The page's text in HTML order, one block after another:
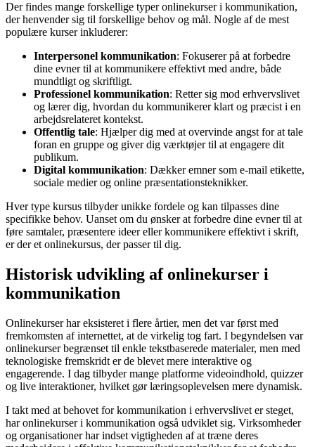
Der findes mange forskellige typer onlinekurser i kommunikation,
der henvender sig til forskellige behov og mål. Nogle af de mest
populære kurser inkluderer:
Interpersonel kommunikation: Fokuserer på at forbedre
dine evner til at kommunikere effektivt med andre, både
mundtligt og skriftligt.
Professionel kommunikation: Retter sig mod erhvervslivet
og lærer dig, hvordan du kommunikerer klart og præcist i en
arbejdsrelateret kontekst.
Offentlig tale: Hjælper dig med at overvinde angst for at tale
foran en gruppe og giver dig værktøjer til at engagere dit
publikum.
Digital kommunikation: Dækker emner som e-mail etikette,
sociale medier og online præsentationsteknikker.
Hver type kursus tilbyder unikke fordele og kan tilpasses dine
specifikke behov. Uanset om du ønsker at forbedre dine evner til at
føre samtaler, præsentere ideer eller kommunikere effektivt i skrift,
er der et onlinekursus, der passer til dig.
Historisk udvikling af onlinekurser i
kommunikation
Onlinekurser har eksisteret i flere årtier, men det var først med
fremkomsten af internettet, at de virkelig tog fart. I begyndelsen var
onlinekurser begrænset til enkle tekstbaserede materialer, men med
teknologiske fremskridt er de blevet mere interaktive og
engagerende. I dag tilbyder mange platforme videoindhold, quizzer
og live interaktioner, hvilket gør læringsoplevelsen mere dynamisk.
I takt med at behovet for kommunikation i erhvervslivet er steget,
har onlinekurser i kommunikation også udviklet sig. Virksomheder
og organisationer har indset vigtigheden af at træne deres